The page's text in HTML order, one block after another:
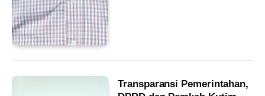
Transparansi Pemerintahan,